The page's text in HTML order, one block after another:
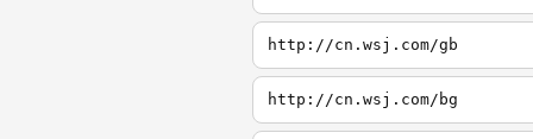
http://cn.wsj.com/gb
http://cn.wsj.com/bg